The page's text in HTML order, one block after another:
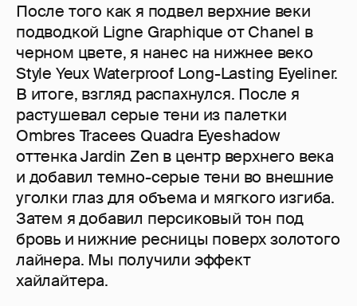
После того как я подвел верхние веки
подводкой Ligne Graphique от Chanel в
черном цвете, я нанес на нижнее веко
Style Yeux Waterproof Long-Lasting Eyeliner.
В итоге, взгляд распахнулся. После я
растушевал серые тени из палетки
Ombres Tracees Quadra Eyeshadow
оттенка Jardin Zen в центр верхнего века
и добавил темно-серые тени во внешние
уголки глаз для объема и мягкого изгиба.
Затем я добавил персиковый тон под
бровь и нижние ресницы поверх золотого
лайнера. Мы получили эффект
хайлайтера.